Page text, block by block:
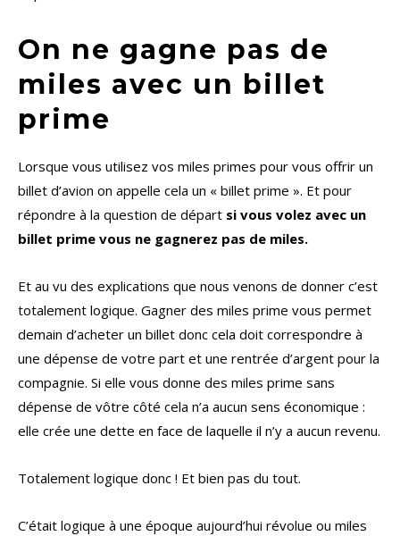
On ne gagne pas de
miles avec un billet
prime
Lorsque vous utilisez vos miles primes pour vous offrir un
billet d’avion on appelle cela un « billet prime ». Et pour
répondre à la question de départ si vous volez avec un
billet prime vous ne gagnerez pas de miles.
Et au vu des explications que nous venons de donner c’est
totalement logique. Gagner des miles prime vous permet
demain d’acheter un billet donc cela doit correspondre à
une dépense de votre part et une rentrée d’argent pour la
compagnie. Si elle vous donne des miles prime sans
dépense de vôtre côté cela n’a aucun sens économique :
elle crée une dette en face de laquelle il n’y a aucun revenu.
Totalement logique donc ! Et bien pas du tout.
C’était logique à une époque aujourd’hui révolue ou miles